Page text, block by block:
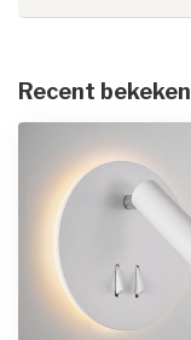
Recent bekeken